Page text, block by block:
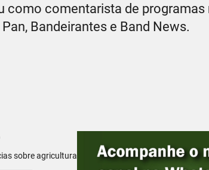
comentarista de programas
Bandeirantes e Band News.
sobre agricultura